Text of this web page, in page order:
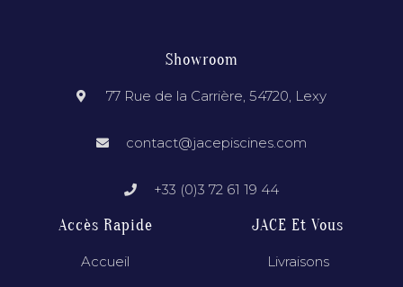
Showroom
77 Rue de la Carrière, 54720, Lexy
contact@jacepiscines.com
+33 (0)3 72 61 19 44
Accès Rapide
Accueil
JACE Et Vous
Livraisons